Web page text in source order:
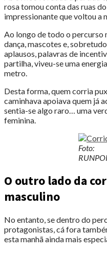
rosa tomou conta das ruas
impressionante que voltou a
Ao longo de todo o percurso
dança, mascotes e,
aplausos, palavras de
partilha, viveu-se uma
metro.
Desta forma, quem corria
caminhava apoiava quem já
sentia-se algo raro… uma
feminina.
Foto:
O outro lado da
masculino
No entanto, se dentro do
protagonistas, cá fora
esta manhã ainda mais